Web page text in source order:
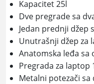
Kapacitet 25l
Dve pregrade sa
Jedan prednji džep
Unutrašnji džep za
Anatomska leđa
Pregrada za laptop
Metalni potezači sa